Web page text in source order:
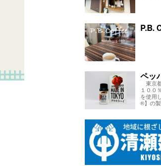
P.B.
ペッ
東京
１００
を使用
®】の製